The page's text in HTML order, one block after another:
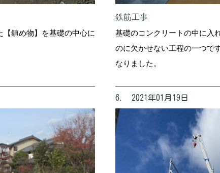
鎮め物】を基礎の中心に
鉄筋工事
基礎のコンクリートの中に入
のに欠かせない工程の一つで
なりました。
6. 2021年01月19日